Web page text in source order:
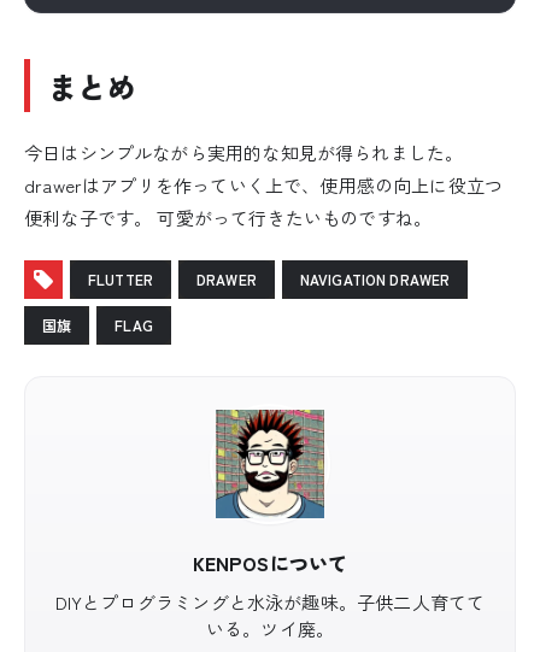
まとめ
今日はシンプルながら実用的な知見が得られました。
drawerはアプリを作っていく上で、使用感の向上に役立つ
便利な子です。 可愛がって行きたいものですね。
FLUTTER DRAWER NAVIGATION DRAWER
国旗 FLAG
KENPOSについて
DIYとプログラミングと水泳が趣味。子供二人育てて
いる。ツイ廃。